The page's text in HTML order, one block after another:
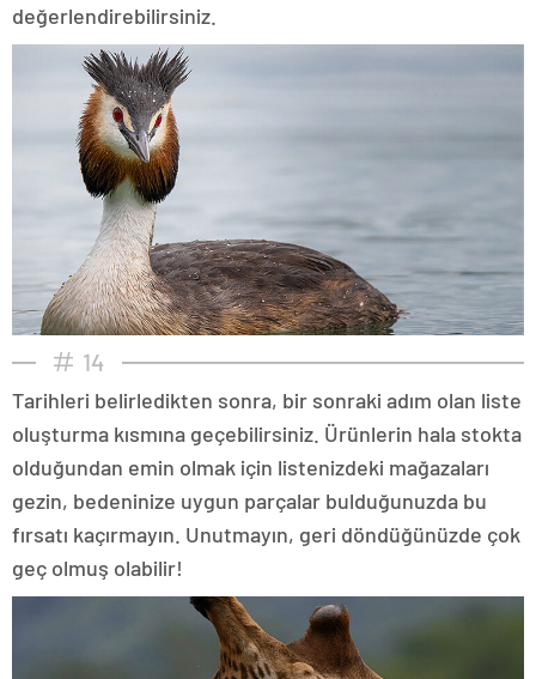
değerlendirebilirsiniz.
14
Tarihleri belirledikten sonra, bir sonraki adım olan liste
oluşturma kısmına geçebilirsiniz. Ürünlerin hala stokta
olduğundan emin olmak için listenizdeki mağazaları
gezin, bedeninize uygun parçalar bulduğunuzda bu
fırsatı kaçırmayın. Unutmayın, geri döndüğünüzde çok
geç olmuş olabilir!